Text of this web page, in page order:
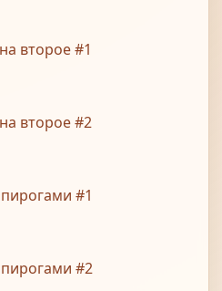
второе #1
второе #2
#1
#2